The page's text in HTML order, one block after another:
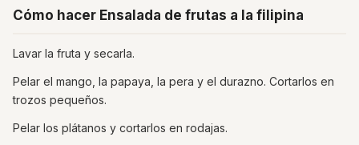
Cómo hacer Ensalada de frutas a la filipina
Lavar la fruta y secarla.
Pelar el mango, la papaya, la pera y el durazno. Cortarlos en
trozos pequeños.
Pelar los plátanos y cortarlos en rodajas.